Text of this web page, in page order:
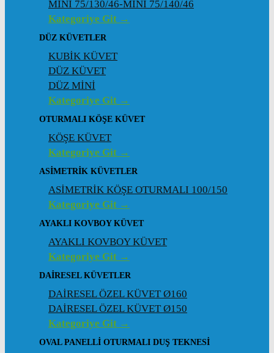
MİNİ 75/130/46-MİNİ 75/140/46
Kategoriye Git →
DÜZ KÜVETLER
KUBİK KÜVET
DÜZ KÜVET
DÜZ MİNİ
Kategoriye Git →
OTURMALI KÖŞE KÜVET
KÖŞE KÜVET
Kategoriye Git →
ASIMETRIK KÜVETLER
ASİMETRİK KÖŞE OTURMALI 100/150
Kategoriye Git →
AYAKLI KOVBOY KÜVET
AYAKLI KOVBOY KÜVET
Kategoriye Git →
DAIRESEL KÜVETLER
DAİRESEL ÖZEL KÜVET Ø160
DAİRESEL ÖZEL KÜVET Ø150
Kategoriye Git →
OVAL PANELLI OTURMALI DUŞ TEKNESI